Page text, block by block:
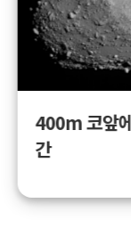
400m 코앞
간